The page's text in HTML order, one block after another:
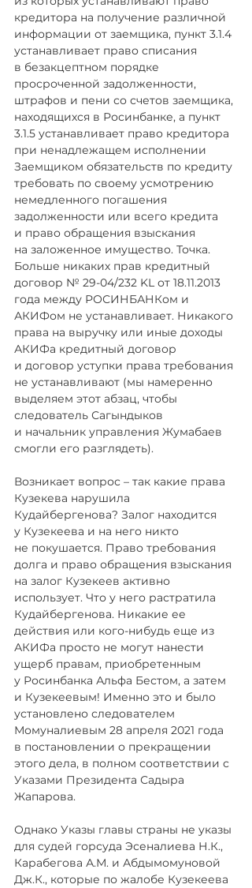
кредитора на получение различной
информации от заемщика, пункт 3.1.4
устанавливает право списания
в безакцептном порядке
просроченной задолженности,
штрафов и пени со счетов заемщика,
находящихся в Росинбанке, а пункт
3.1.5 устанавливает право кредитора
при ненадлежащем исполнении
Заемщиком обязательств по кредиту
требовать по своему усмотрению
немедленного погашения
задолженности или всего кредита
и право обращения взыскания
на заложенное имущество. Точка.
Больше никаких прав кредитный
договор № 29-04/232 KL от 18.11.2013
года между РОСИНБАНКом и
АКИФом не устанавливает. Никакого
права на выручку или иные доходы
АКИФа кредитный договор
и договор уступки права требования
не устанавливают (мы намеренно
выделяем этот абзац, чтобы
следователь Сагындыков
и начальник управления Жумабаев
смогли его разглядеть).
Возникает вопрос – так какие права
Кузекева нарушила
Кудайбергенова? Залог находится
у Кузекеева и на него никто
не покушается. Право требования
долга и право обращения взыскания
на залог Кузекеев активно
использует. Что у него растратила
Кудайбергенова. Никакие ее
действия или кого-нибудь еще из
АКИФа просто не могут нанести
ущерб правам, приобретенным
у Росинбанка Альфа Бестом, а затем
и Кузекеевым! Именно это и было
установлено следователем
Момуналиевым 28 апреля 2021 года
в постановлении о прекращении
этого дела, в полном соответствии с
Указами Президента Садыра
Жапарова.
Однако Указы главы страны не указы
для судей горсуда Эсеналиева Н.К.,
Карабегова А.М. и Абдымомуновой
Дж.К., которые по жалобе Кузекеева